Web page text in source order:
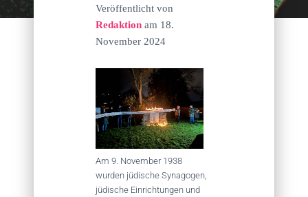
T
N
Veröffentlicht von
Redaktion am 18.
November 2024
Am 9. November 1938
wurden jüdische Synagogen,
jüdische Einrichtungen und